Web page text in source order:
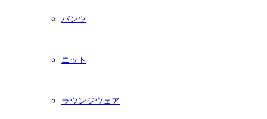
パンツ
ニット
ラウンジウェア